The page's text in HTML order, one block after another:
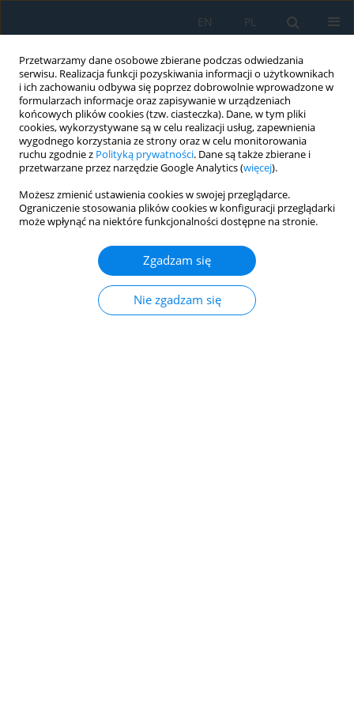
Przetwarzamy dane osobowe zbierane podczas odwiedzania
serwisu. Realizacja funkcji pozyskiwania informacji o użytkownikach
i ich zachowaniu odbywa się poprzez dobrowolnie wprowadzone w
formularzach informacje oraz zapisywanie w urządzeniach
końcowych plików cookies (tzw. ciasteczka). Dane, w tym pliki
cookies, wykorzystywane są w celu realizacji usług, zapewnienia
wygodnego korzystania ze strony oraz w celu monitorowania
ruchu zgodnie z Polityką prywatności. Dane są także zbierane i
przetwarzane przez narzędzie Google Analytics (więcej).
Możesz zmienić ustawienia cookies w swojej przeglądarce.
Ograniczenie stosowania plików cookies w konfiguracji przeglądarki
może wpłynąć na niektóre funkcjonalności dostępne na stronie.
Zgadzam się
Nie zgadzam się
PL
EN
AutorAlireza Kalhor
Materials and constructional design for electric
vehicles: A review
Jakub Dykas Kinga Rodak,Adam Grajcar
Adv. Sci. Technol. Res. J. 2025; 19(1):178-196
https://doi.org/10.12913/22998624/195457